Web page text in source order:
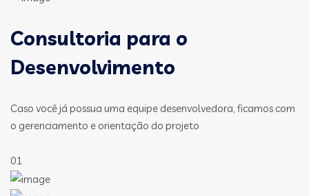
Consultoria para o
Desenvolvimento
Caso você já possua uma equipe desenvolvedora, ficamos com
o gerenciamento e orientação do projeto
01